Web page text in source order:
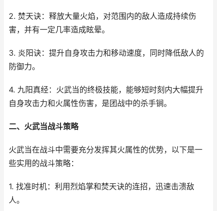
2. 焚天诀：释放大量火焰，对范围内的敌人造成持续伤
害，并有一定几率造成眩晕。
3. 炎阳诀：提升自身攻击力和移动速度，同时降低敌人的
防御力。
4. 九阳真经：火武当的终极技能，能够短时刻内大幅提升
自身攻击力和火属性伤害，是团战中的杀手锏。
二、火武当战斗策略
火武当在战斗中需要充分发挥其火属性的优势，以下是一
些实用的战斗策略：
1. 找准时机：利用烈焰掌和焚天诀的连招，迅速击溃敌
人。